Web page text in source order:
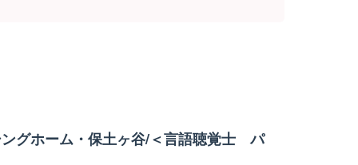
グホーム・保土ヶ谷/＜言語聴覚士 パ